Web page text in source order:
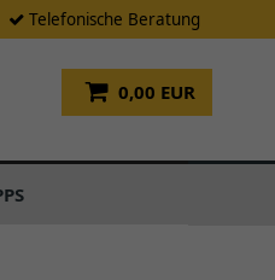
Telefonische Beratung
0,00 EUR